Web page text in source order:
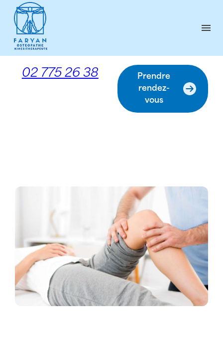
menu
02 775 26 38
Prendre
rendez-
vous
Panneau de gestion des cookies